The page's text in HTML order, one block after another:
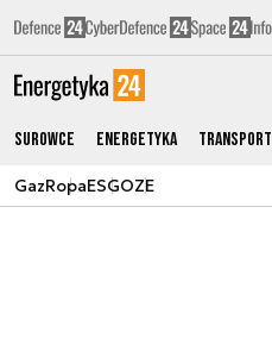
Surowce Energetyka Transport
GazRopaESGOZE